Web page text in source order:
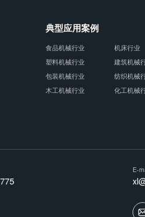
典型应用案例
食品机械行业
机床行业
塑料机械行业
建筑机械
包装机械行业
纺织机械
木工机械行业
化工机械
E-